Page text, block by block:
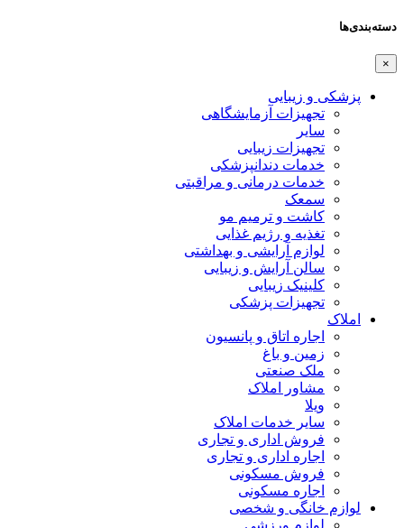
دسته‌بندی‌ها
×
پزشکی و زیبایی
تجهیزات آزمایشگاهی
سایر
تجهیزات زیبایی
خدمات دندانپزشکی
خدمات درمانی و مراقبتی
سمعک
کاشت و ترمیم مو
تغذیه و رژیم غذایی
لوازم آرایشی و بهداشتی
سالن آرایش و زیبایی
کلینیک زیبایی
تجهیزات پزشکی
املاک
اجاره اتاق و پانسیون
زمین و باغ
ملک صنعتی
مشاور املاک
ویلا
سایر خدمات املاک
فروش اداری و تجاری
اجاره اداری و تجاری
فروش مسکونی
اجاره مسکونی
لوازم خانگی و شخصی